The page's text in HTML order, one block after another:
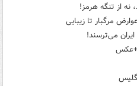
از تنگه هرمز!
مرگبار تا زیبایی
می‌ترسند!